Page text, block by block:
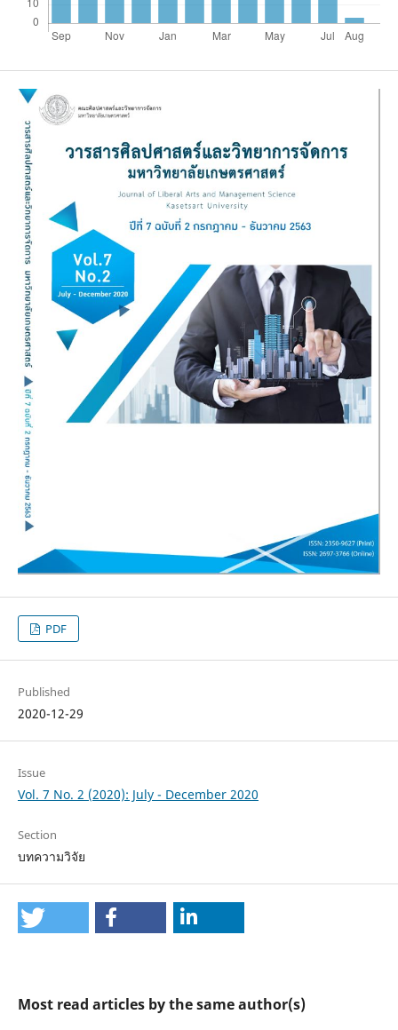
PDF
Published
2020-12-29
Issue
Vol. 7 No. 2 (2020): July - December 2020
Section
บทความวิจัย
Most read articles by the same author(s)